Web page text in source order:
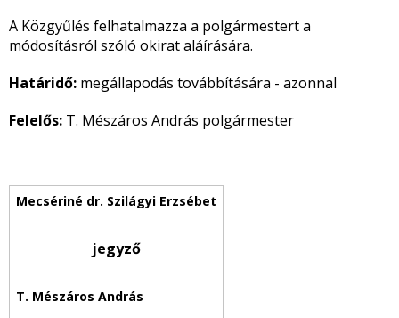
A Közgyűlés felhatalmazza a polgármestert a
módosításról szóló okirat aláírására.
Határidő: megállapodás továbbítására - azonnal
Felelős: T. Mészáros András polgármester
jegyző